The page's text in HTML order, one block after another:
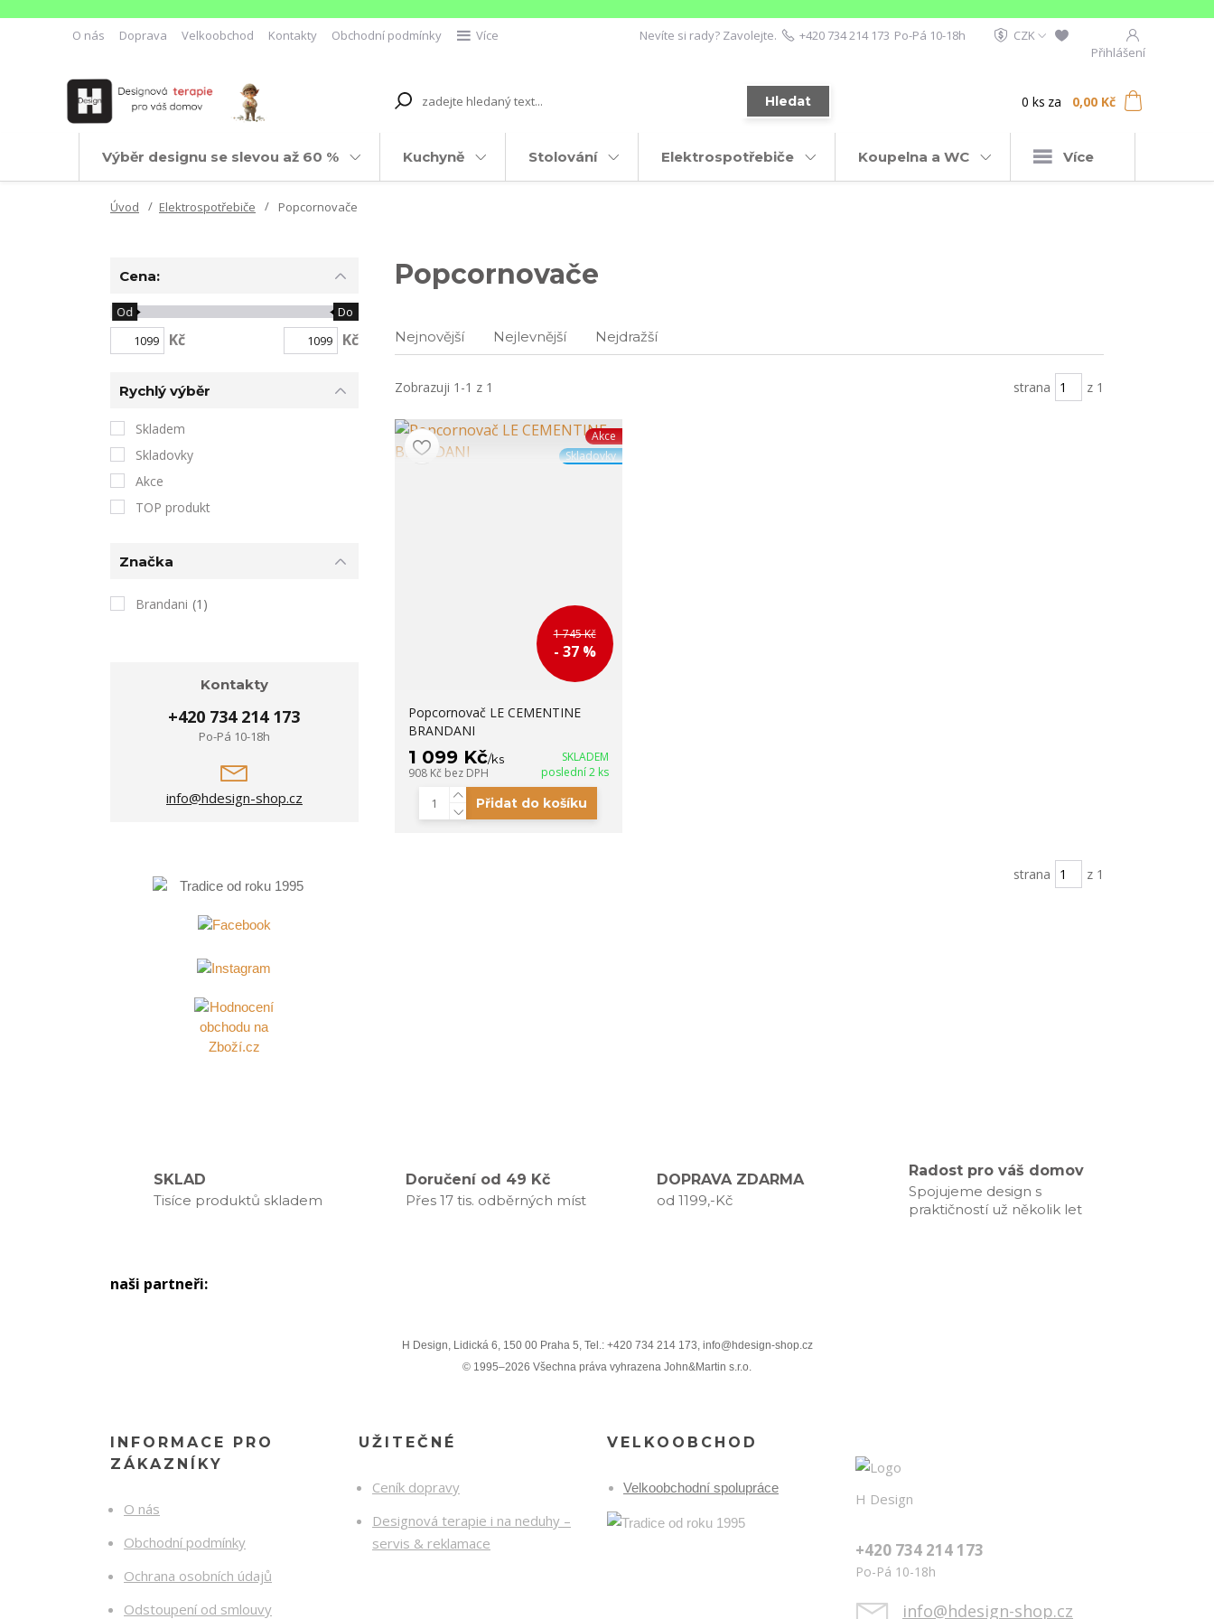
O nás Doprava Velkoobchod Kontakty Obchodní podmínky Více
CZK
Přihlášení
Hledat
Nevíte si rady? Zavolejte. +420 734 214 173 Po-Pá 10-18h
0 ks za 0,00 Kč
Výběr designu se slevou až 60 % Kuchyně Stolování Elektrospotřebiče Koupelna a WC Více
Úvod Elektrospotřebiče Popcornovače
Popcornovače
Nejnovější Nejlevnější Nejdražší
Zobrazuji 1-1 z 1 strana z 1
Akce
Skladovky
1 745 Kč
- 37 %
Popcornovač LE CEMENTINE
BRANDANI
1 099 Kč/ks
908 Kč bez DPH
SKLADEM
poslední 2 ks
Přidat do košíku
strana z 1
Cena:
Kč
Od Do
Kč
Rychlý výběr
Skladem
Skladovky
Akce
TOP produkt
Značka
Brandani (1)
Kontakty
+420 734 214 173
Po-Pá 10-18h
info@hdesign-shop.cz
SKLAD
Tisíce produktů skladem
Doručení od 49 Kč
Přes 17 tis. odběrných míst
DOPRAVA ZDARMA
od 1199,-Kč
Radost pro váš domov
Spojujeme design s
praktičností už několik let
naši partneři:
H Design, Lidická 6, 150 00 Praha 5, Tel.: +420 734 214 173, info@hdesign-shop.cz
© 1995–2026 Všechna práva vyhrazena John&Martin s.r.o.
INFORMACE PRO
ZÁKAZNÍKY
O nás
Obchodní podmínky
Ochrana osobních údajů
Odstoupení od smlouvy
UŽITEČNÉ
Ceník dopravy
Designová terapie i na neduhy –
servis & reklamace
VELKOOBCHOD
Velkoobchodní spolupráce
H Design
+420 734 214 173
Po-Pá 10-18h
info@hdesign-shop.cz